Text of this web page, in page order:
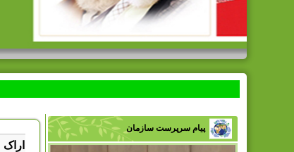
پیام سرپرست سازمان